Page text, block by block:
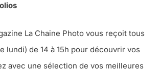
La Chaine Photo vous reçoit tous
lundi) de 14 à 15h pour découvrir vos
avec une sélection de vos meilleures